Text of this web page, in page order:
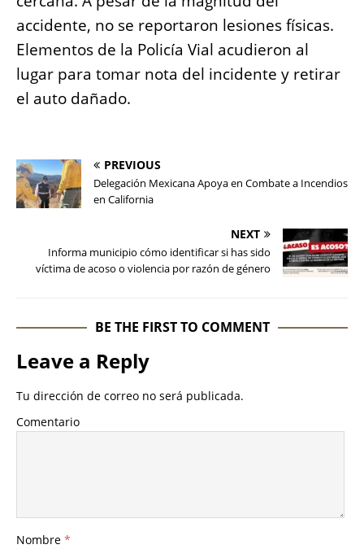
accidente, no se reportaron lesiones físicas.
Elementos de la Policía Vial acudieron al
lugar para tomar nota del incidente y retirar
el auto dañado.
PREVIOUS
Delegación Mexicana Apoya en Combate a Incendios
en California
NEXT
Informa municipio cómo identificar si has sido
víctima de acoso o violencia por razón de género
BE THE FIRST TO COMMENT
Leave a Reply
Tu dirección de correo no será publicada.
Comentario
Nombre *